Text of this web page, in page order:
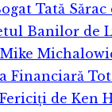
Tată Sărac
Banilor de
Financiară
de Ken